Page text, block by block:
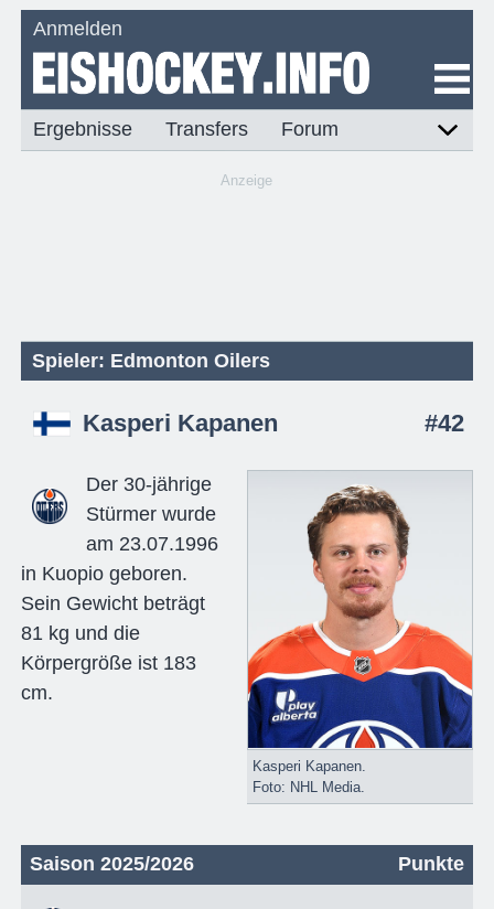
Anmelden
Ergebnisse Transfers Forum
Anzeige
Spieler: Edmonton Oilers
Kasperi Kapanen #42
Kasperi Kapanen.
Foto: NHL Media.
Der 30-jährige
Stürmer wurde
am 23.07.1996
in Kuopio geboren.
Sein Gewicht beträgt
81 kg und die
Körpergröße ist 183
cm.
Saison 2025/2026 Punkte